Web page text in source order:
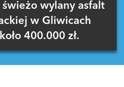
świeżo wylany asfalt
w Gliwicach
400.000 zł.